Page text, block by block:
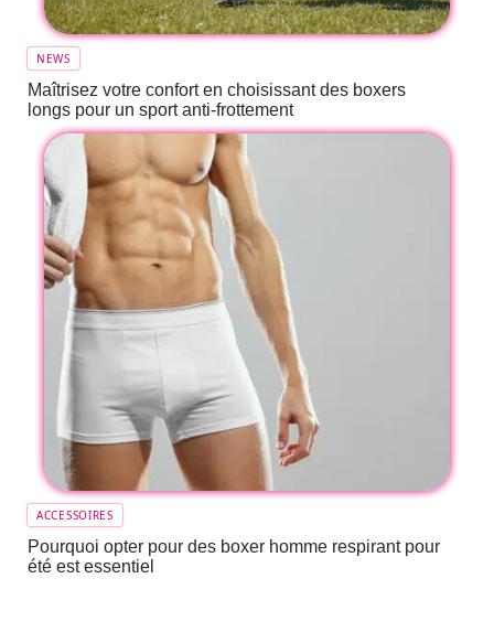
NEWS
Maîtrisez votre confort en choisissant des boxers
longs pour un sport anti-frottement
ACCESSOIRES
Pourquoi opter pour des boxer homme respirant pour
été est essentiel